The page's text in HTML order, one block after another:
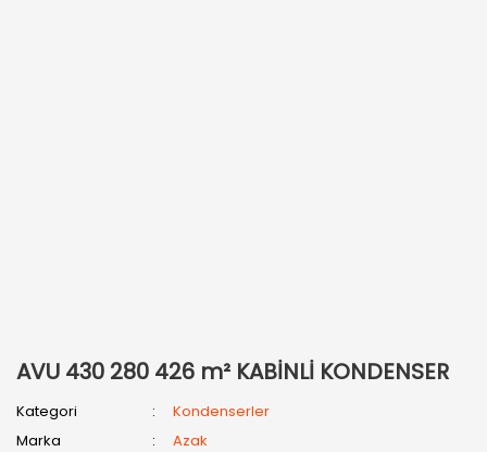
AVU 430 280 426 m² KABİNLİ KONDENSER
Kategori
Kondenserler
Marka
Azak